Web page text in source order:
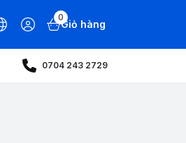
0
Giỏ hàng
0704 243 2729